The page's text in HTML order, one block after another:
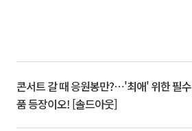
콘서트 갈 때 응원봉만?⋯'최애' 위한 필수
품 등장이오! [솔드아웃]